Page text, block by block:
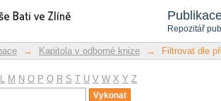
Repozitář
→ Kapitola v odborné knize → Filtrovat dle
L M N O P Q R S T U V W X Y Z